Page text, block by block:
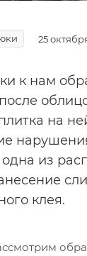
25
к нам
на
одна из
клея.